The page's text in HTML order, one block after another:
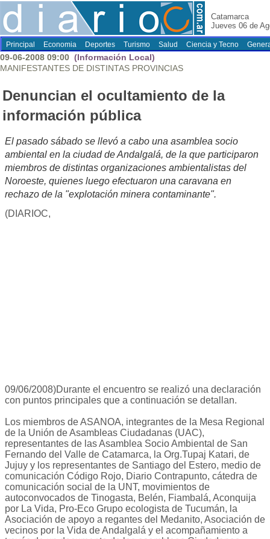
Catamarca
Jueves 06 de
Principal Economia Deportes Turismo Salud Ciencia y Tecno
09-06-2008 09:00 (Información Local)
MANIFESTANTES DE DISTINTAS PROVINCIAS
Denuncian el ocultamiento de la
información pública
El pasado sábado se llevó a cabo una asamblea socio
ambiental en la ciudad de Andalgalá, de la que participaron
miembros de distintas organizaciones ambientalistas del
Noroeste, quienes luego efectuaron una caravana en
rechazo de la "explotación minera contaminante".
(DIARIOC,
09/06/2008)Durante el encuentro se realizó una declaración
con puntos principales que a continuación se detallan.
Los miembros de ASANOA, integrantes de la Mesa Regional
de la Unión de Asambleas Ciudadanas (UAC),
representantes de las Asamblea Socio Ambiental de San
Fernando del Valle de Catamarca, la Org.Tupaj Katari, de
Jujuy y los representantes de Santiago del Estero, medio de
comunicación Código Rojo, Diario Contrapunto, cátedra de
comunicación social de la UNT, movimientos de
autoconvocados de Tinogasta, Belén, Fiambalá, Aconquija
por La Vida, Pro-Eco Grupo ecologista de Tucumán, la
Asociación de apoyo a regantes del Medanito, Asociación de
vecinos por la Vida de Andalgalá y el acompañamiento a